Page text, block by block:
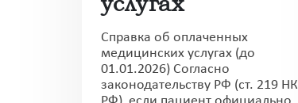
Справка об оплаченных
медицинских услугах (до
01.01.2026) Согласно
законодательству РФ (ст. 219 НК